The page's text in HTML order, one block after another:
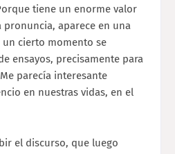
tiene un enorme valor
aparece en una
cierto momento se
ensayos, precisamente para
parecía interesante
en nuestras vidas, en el
el discurso, que luego